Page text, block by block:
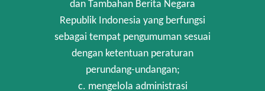
dan Tambahan Berita Negara
Republik Indonesia yang berfungsi
sebagai tempat pengumuman sesuai
dengan ketentuan peraturan
perundang-undangan;
c. mengelola administrasi